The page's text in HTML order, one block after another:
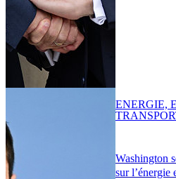
Washington
sur l’énergie
ENERGIE,